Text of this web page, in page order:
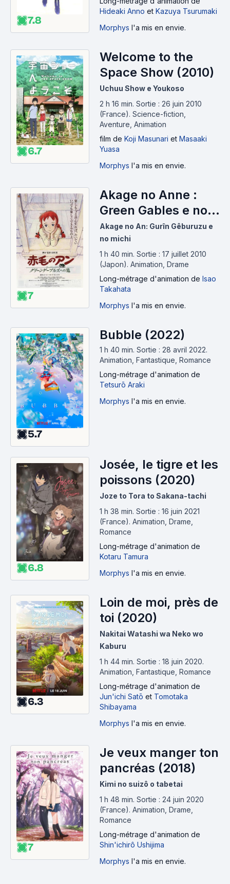
7.8
Hideaki Anno et Kazuya Tsurumaki
Morphys l'a mis en envie.
6.7
Welcome to the
Space Show (2010)
Uchuu Show e Youkoso
2 h 16 min. Sortie : 26 juin 2010
(France). Science-fiction,
Aventure, Animation
film de Koji Masunari et Masaaki
Yuasa
Morphys l'a mis en envie.
7
Akage no Anne :
Green Gables e no
Michi (2010)
Akage no An: Gurîn Gêburuzu e
no michi
1 h 40 min. Sortie : 17 juillet 2010
(Japon). Animation, Drame
Long-métrage d'animation de Isao
Takahata
Morphys l'a mis en envie.
5.7
Bubble (2022)
1 h 40 min. Sortie : 28 avril 2022.
Animation, Fantastique, Romance
Long-métrage d'animation de
Tetsurō Araki
Morphys l'a mis en envie.
6.8
Josée, le tigre et les
poissons (2020)
Joze to Tora to Sakana-tachi
1 h 38 min. Sortie : 16 juin 2021
(France). Animation, Drame,
Romance
Long-métrage d'animation de
Kotaru Tamura
Morphys l'a mis en envie.
6.3
Loin de moi, près de
toi (2020)
Nakitai Watashi wa Neko wo
Kaburu
1 h 44 min. Sortie : 18 juin 2020.
Animation, Fantastique, Romance
Long-métrage d'animation de
Jun'ichi Satō et Tomotaka
Shibayama
Morphys l'a mis en envie.
7
Je veux manger ton
pancréas (2018)
Kimi no suizô o tabetai
1 h 48 min. Sortie : 24 juin 2020
(France). Animation, Drame,
Romance
Long-métrage d'animation de
Shin'ichirô Ushijima
Morphys l'a mis en envie.